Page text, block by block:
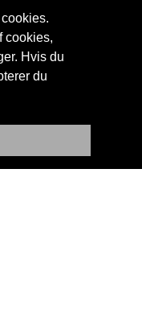
cookies,
Hvis du
du